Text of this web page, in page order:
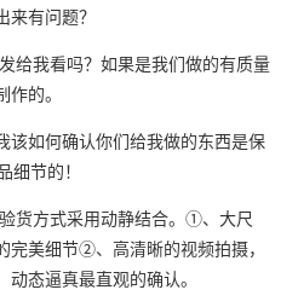
有问题？
给我看吗？如果是我们做的有质量
的。
该如何确认你们给我做的东西是保
节的！
货方式采用动静结合。①、大尺
美细节②、高清晰的视频拍摄，
态逼真最直观的确认。